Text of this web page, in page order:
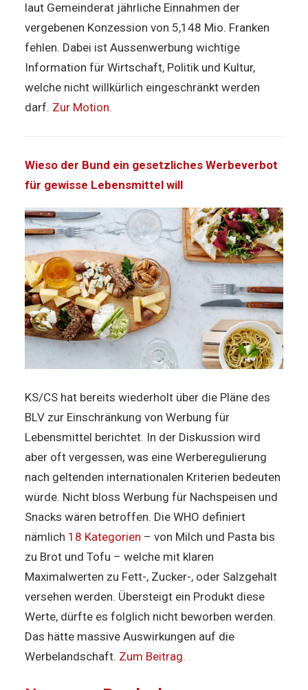
laut Gemeinderat jährliche Einnahmen der
vergebenen Konzession von 5,148 Mio. Franken
fehlen. Dabei ist Aussenwerbung wichtige
Information für Wirtschaft, Politik und Kultur,
welche nicht willkürlich eingeschränkt werden
darf. Zur Motion.
Wieso der Bund ein gesetzliches Werbeverbot
für gewisse Lebensmittel will
KS/CS hat bereits wiederholt über die Pläne des
BLV zur Einschränkung von Werbung für
Lebensmittel berichtet. In der Diskussion wird
aber oft vergessen, was eine Werberegulierung
nach geltenden internationalen Kriterien bedeuten
würde. Nicht bloss Werbung für Nachspeisen und
Snacks wären betroffen. Die WHO definiert
nämlich 18 Kategorien – von Milch und Pasta bis
zu Brot und Tofu – welche mit klaren
Maximalwerten zu Fett-, Zucker-, oder Salzgehalt
versehen werden. Übersteigt ein Produkt diese
Werte, dürfte es folglich nicht beworben werden.
Das hätte massive Auswirkungen auf die
Werbelandschaft. Zum Beitrag.